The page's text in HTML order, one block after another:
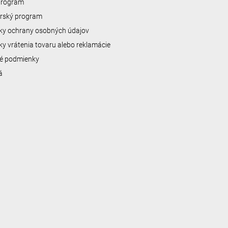
program
ochrany osobných údajov
vrátenia tovaru alebo reklamácie
podmienky